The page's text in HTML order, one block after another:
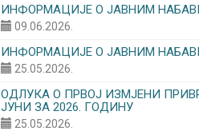
ИНФОРМАЦИЈЕ О ЈАВНИМ
09.06.2026.
ИНФОРМАЦИЈЕ О ЈАВНИМ
25.05.2026.
ОДЛУКА О ПРВОЈ ИЗМЈЕНИ
ЈУНИ ЗА 2026. ГОДИНУ
25.05.2026.